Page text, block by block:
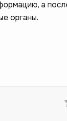
а
органы.